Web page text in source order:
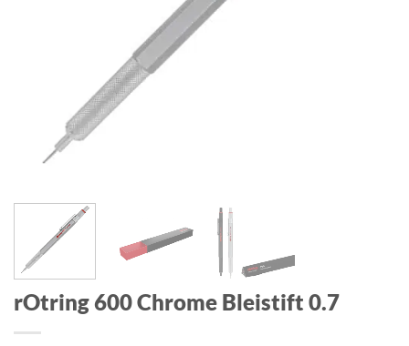
rOtring 600 Chrome Bleistift 0.7